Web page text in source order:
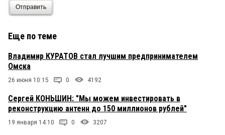
Отправить
Еще по теме
Владимир КУРАТОВ стал лучшим предпринимателем
Омска
26 июня 10:15 0 4192
Сергей КОНЬШИН: "Мы можем инвестировать в
реконструкцию антенн до 150 миллионов рублей"
19 января 14:10 0 3207